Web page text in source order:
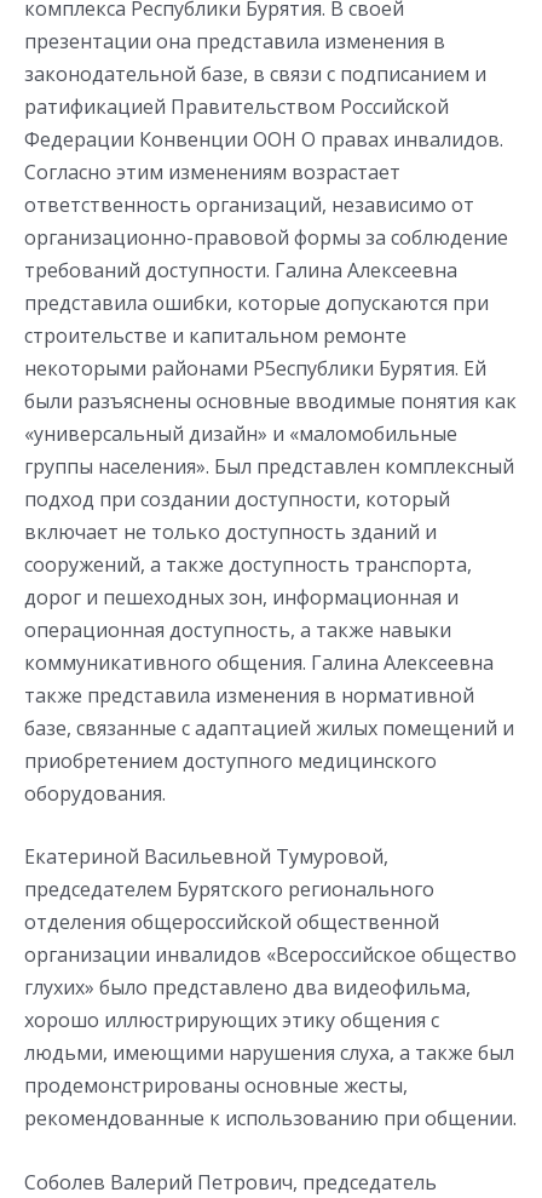
комплекса Республики Бурятия. В своей
презентации она представила изменения в
законодательной базе, в связи с подписанием и
ратификацией Правительством Российской
Федерации Конвенции ООН О правах инвалидов.
Согласно этим изменениям возрастает
ответственность организаций, независимо от
организационно-правовой формы за соблюдение
требований доступности. Галина Алексеевна
представила ошибки, которые допускаются при
строительстве и капитальном ремонте
некоторыми районами Р5еспублики Бурятия. Ей
были разъяснены основные вводимые понятия как
«универсальный дизайн» и «маломобильные
группы населения». Был представлен комплексный
подход при создании доступности, который
включает не только доступность зданий и
сооружений, а также доступность транспорта,
дорог и пешеходных зон, информационная и
операционная доступность, а также навыки
коммуникативного общения. Галина Алексеевна
также представила изменения в нормативной
базе, связанные с адаптацией жилых помещений и
приобретением доступного медицинского
оборудования.
Екатериной Васильевной Тумуровой,
председателем Бурятского регионального
отделения общероссийской общественной
организации инвалидов «Всероссийское общество
глухих» было представлено два видеофильма,
хорошо иллюстрирующих этику общения с
людьми, имеющими нарушения слуха, а также был
продемонстрированы основные жесты,
рекомендованные к использованию при общении.
Соболев Валерий Петрович, председатель